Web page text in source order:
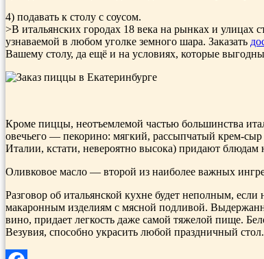
4) подавать к столу с соусом.
>В итальянских городах 18 века на рынках и улицах
узнаваемой в любом уголке земного шара. Заказать
Вашему столу, да ещё и на условиях, которые
Кроме пиццы, неотъемлемой частью большинства
овечьего — пекорино: мягкий, рассыпчатый крем-
Италии, кстати, невероятно высока) придают блюдам
Оливковое масло — второй из наиболее важных
Разговор об итальянской кухне будет неполным,
макаронным изделиям с мясной подливой.
вино, придает легкость даже самой тяжелой пище.
Везувия, способно украсить любой праздничный стол.